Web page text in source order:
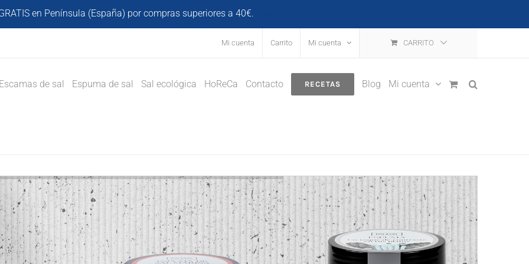
en Península (España) por compras superiores a 40€.
Mi cuenta Carrito Mi cuenta CARRITO
Escamas de sal Espuma de sal Sal ecológica HoReCa Contacto RECETAS Blog Mi cuenta